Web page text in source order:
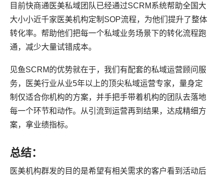
目前快商通医美私域团队已经通过SCRM系统帮助全国大
大小小近千家医美机构定制SOP流程，为他们提升了整体
转化率。帮助他们把每一个私域业务场景下的转化流程跑
通，减少大量试错成本。
见鱼SCRM的优势就在于，我们有配套的私域运营顾问服
务，医美行业从业5年以上的顶尖私域运营专家，量身定
制仅适合你机构的方案，并手把手带着机构的团队去落地
每一个环节和动作。从引流到运营再到结果，达成精细方
案，拿业绩指标。
总结：
医美机构群发的目的是希望有相关需求的客户看到活动后